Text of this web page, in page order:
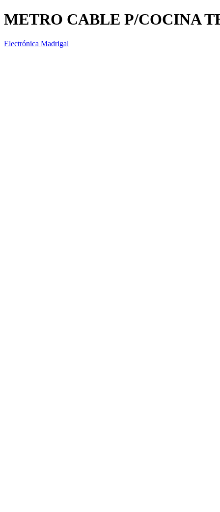
METRO CABLE P/COCINA
Electrónica Madrigal